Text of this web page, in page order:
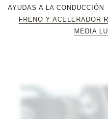
AYUDAS A LA CONDUCCIÓN
FRENO Y ACELERADOR
MEDIA